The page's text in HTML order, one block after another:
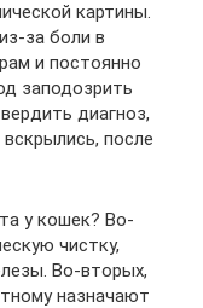
картины.
за боли в
и постоянно
заподозрить
диагноз,
после
у кошек? Во-
чистку,
Во-вторых,
назначают